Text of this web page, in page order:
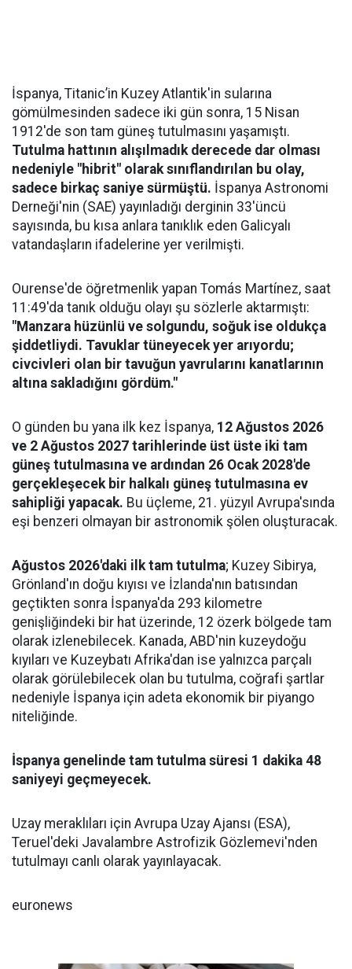
İspanya, Titanic’in Kuzey Atlantik'in sularına
gömülmesinden sadece iki gün sonra, 15 Nisan
1912'de son tam güneş tutulmasını yaşamıştı.
Tutulma hattının alışılmadık derecede dar olması
nedeniyle "hibrit" olarak sınıflandırılan bu olay,
sadece birkaç saniye sürmüştü. İspanya Astronomi
Derneği'nin (SAE) yayınladığı derginin 33'üncü
sayısında, bu kısa anlara tanıklık eden Galicyalı
vatandaşların ifadelerine yer verilmişti.
Ourense'de öğretmenlik yapan Tomás Martínez, saat
11:49'da tanık olduğu olayı şu sözlerle aktarmıştı:
"Manzara hüzünlü ve solgundu, soğuk ise oldukça
şiddetliydi. Tavuklar tüneyecek yer arıyordu;
civcivleri olan bir tavuğun yavrularını kanatlarının
altına sakladığını gördüm."
O günden bu yana ilk kez İspanya, 12 Ağustos 2026
ve 2 Ağustos 2027 tarihlerinde üst üste iki tam
güneş tutulmasına ve ardından 26 Ocak 2028'de
gerçekleşecek bir halkalı güneş tutulmasına ev
sahipliği yapacak. Bu üçleme, 21. yüzyıl Avrupa'sında
eşi benzeri olmayan bir astronomik şölen oluşturacak.
Ağustos 2026'daki ilk tam tutulma; Kuzey Sibirya,
Grönland'ın doğu kıyısı ve İzlanda'nın batısından
geçtikten sonra İspanya'da 293 kilometre
genişliğindeki bir hat üzerinde, 12 özerk bölgede tam
olarak izlenebilecek. Kanada, ABD'nin kuzeydoğu
kıyıları ve Kuzeybatı Afrika'dan ise yalnızca parçalı
olarak görülebilecek olan bu tutulma, coğrafi şartlar
nedeniyle İspanya için adeta ekonomik bir piyango
niteliğinde.
İspanya genelinde tam tutulma süresi 1 dakika 48
saniyeyi geçmeyecek.
Uzay meraklıları için Avrupa Uzay Ajansı (ESA),
Teruel'deki Javalambre Astrofizik Gözlemevi'nden
tutulmayı canlı olarak yayınlayacak.
euronews